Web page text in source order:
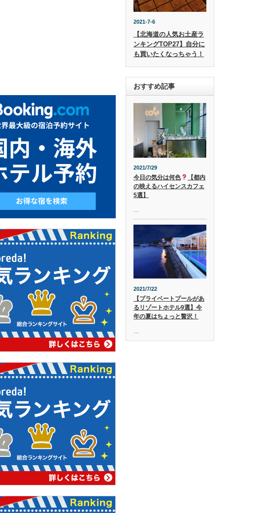
2021-7-6
【北海道の人気お土産ラ
ンキングTOP27】自分に
も買いたくなっちゃう！
おすすめ記事
2021/7/29
今日の気分は何色
【都内
の映えるハイセンスカフェ
5選】
2021/7/22
【プライベートプールがあ
るリゾートホテル9選】今
年の夏はちょっと贅沢！